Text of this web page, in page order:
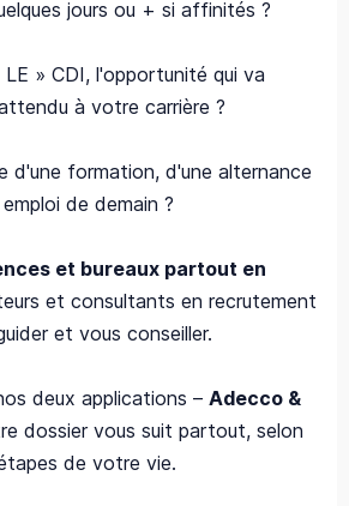
jours ou + si affinités ?
» CDI, l'opportunité qui va
à votre carrière ?
d'une formation, d'une alternance
de demain ?
et bureaux partout en
et consultants en recrutement
et vous conseiller.
deux applications – Adecco &
dossier vous suit partout, selon
de votre vie.